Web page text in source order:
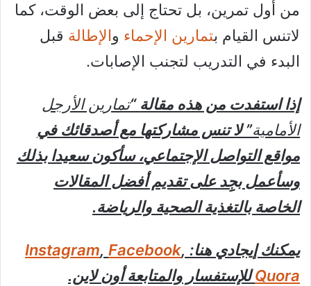
من أول تمرين، بل تحتاج إلى بعض الوقت، كما
لاتنس القيام بتمارين الإحماء والإطالة قبل
البدء في التدريب لتجنب الإصابات.
إذا استفدت من هذه مقالة “تمارين الأرجل
الأمامية” لا تنس مشاركتها مع أصدقائك في
مواقع التواصل الإجتماعي، سأكون سعيدا بذلك
وسأعمل بجِِد على تقديم أفضل المقالات
الخاصة بالتغذية الصحية والرياضة.
يمكنك إيجادي هنا: Instagram, Facebook,
Quoraللإستفسار والمتابعة أون لاين.